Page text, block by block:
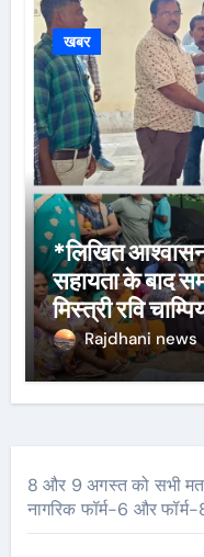
खबर
*लिखित
सहायता के बाद
मिस्त्री रवि
नौकरी की मांग*
Rajdhani news
8 और 9 अगस्त को सभी
नागरिक फॉर्म-6 और